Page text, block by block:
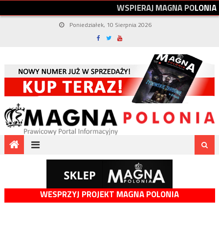
WSPIERAJMAGNAPOLONIA
Poniedziałek, 10 Sierpnia 2026
WESPRZYJ PROJEKT MAGNA POLONIA